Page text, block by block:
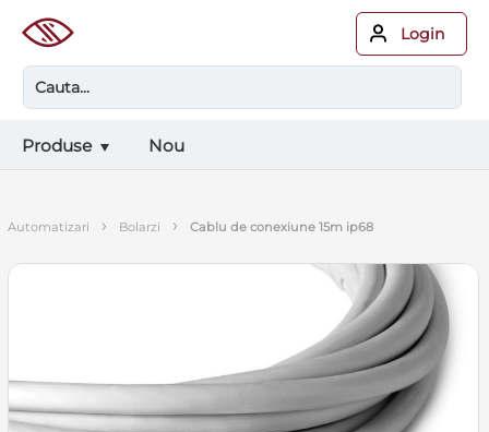
Login
Produse Nou
automatizari › bolarzi › cablu de conexiune 15m ip68